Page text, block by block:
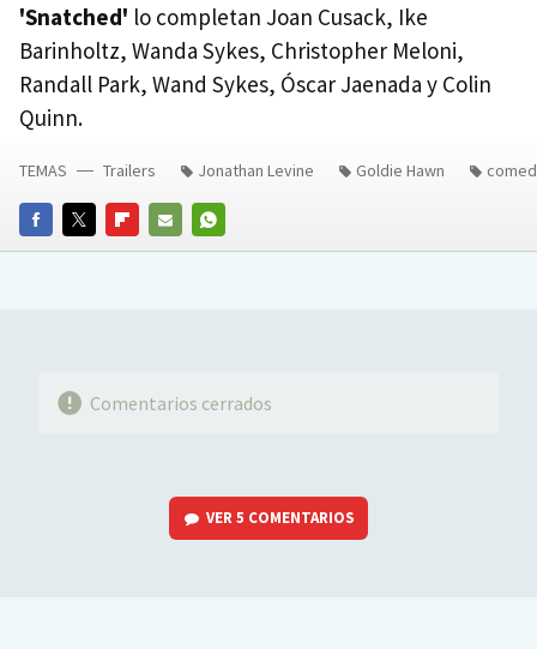
'Snatched' lo completan Joan Cusack, Ike
Barinholtz, Wanda Sykes, Christopher Meloni,
Randall Park, Wand Sykes, Óscar Jaenada y Colin
Quinn.
FACEBOOKTWITTERFLIPBOARD
E-
WHATSAPP
TEMAS Trailers Jonathan Levine Goldie Hawn
Comentarios cerrados
VER5 COMENTARIOS